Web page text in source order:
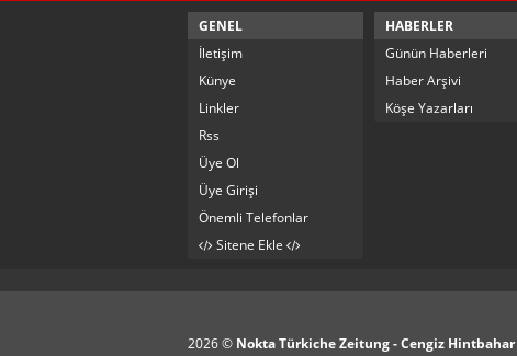
GENEL
İletişim
Künye
Linkler
Rss
Üye Ol
Üye Girişi
Önemli Telefonlar
Sitene Ekle
HABERLER
Günün Haberleri
Haber Arşivi
Köşe Yazarları
2026 © Nokta Türkiche Zeitung - Cengiz Hintbahar